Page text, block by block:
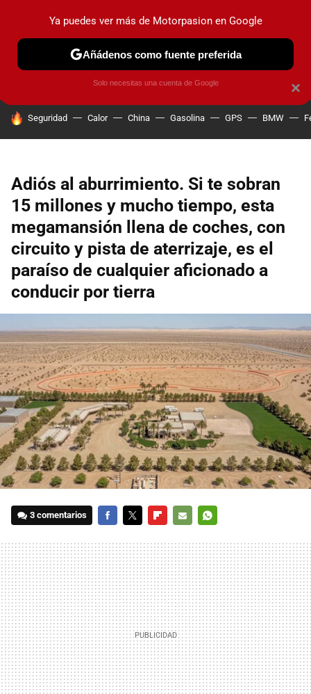
PRUEBAS COCHES ELÉCTRICOS OBSERVATORIO
HOY SE HABLA DE
Seguridad Calor China Gasolina GPS BMW
Adiós al aburrimiento. Si te sobran
15 millones y mucho tiempo, esta
megamansión llena de coches, con
circuito y pista de aterrizaje, es el
paraíso de cualquier aficionado a
conducir por tierra
3 comentarios
MAIL
×
Ya puedes ver más de Motorpasion en Google
Añádenos como fuente preferida
Solo necesitas una cuenta de Google